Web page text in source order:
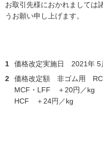
お取引先様におかれましては
うお願い申し上げます。
1
価格改定実施日 2021年 5
2
価格改定額 非ゴム用
MCF・LFF ＋20円／kg
HCF ＋24円／kg